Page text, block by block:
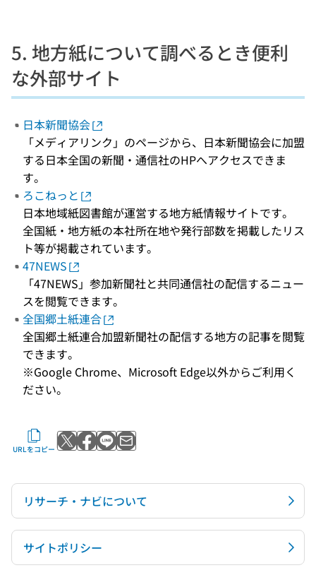
5. 地方紙について調べるとき便利
な外部サイト
日本新聞協会
「メディアリンク」のページから、日本新聞協会に加盟
する日本全国の新聞・通信社のHPへアクセスできま
す。
ろこねっと
日本地域紙図書館が運営する地方紙情報サイトです。
全国紙・地方紙の本社所在地や発行部数を掲載したリス
ト等が掲載されています。
47NEWS
「47NEWS」参加新聞社と共同通信社の配信するニュー
スを閲覧できます。
全国郷土紙連合
全国郷土紙連合加盟新聞社の配信する地方の記事を閲覧
できます。
※Google Chrome、Microsoft Edge以外からご利用く
ださい。
URLをコピー Xでポストする
Facebookでシェアする
LINEで送る
メールで送る
リサーチ・ナビについて
サイトポリシー